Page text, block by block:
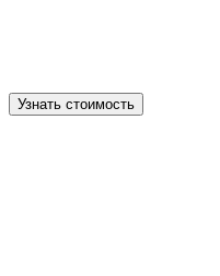
Узнать стоимость